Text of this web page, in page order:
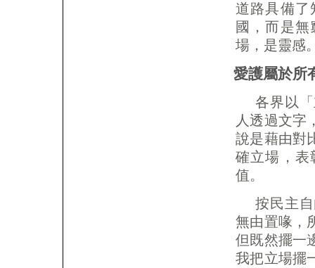
道路具備了
國，而是
場，是靈感
愛護屬於所
各界以
人透過文字
說是藉由對
確立場，表
值。
按民主
無由置喙，
但既然擺一
我把立場擺